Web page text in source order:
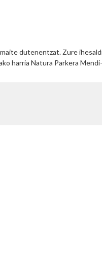
dutenentzat. Zure
harria Natura Parkera